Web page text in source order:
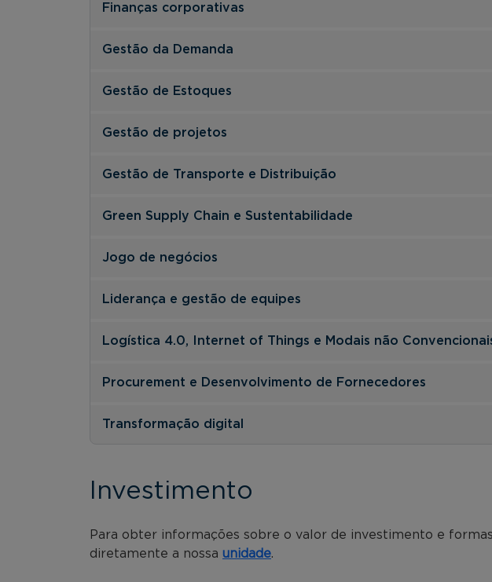
Finanças corporativas
Gestão da Demanda
Gestão de Estoques
Gestão de projetos
Gestão de Transporte e Distribuição
Green Supply Chain e Sustentabilidade
Jogo de negócios
Liderança e gestão de equipes
Logística 4.0, Internet of Things e Modais não
Procurement e Desenvolvimento de Fornecedores
Transformação digital
Investimento
Para obter informações sobre o valor de investimento e
diretamente a nossa unidade.